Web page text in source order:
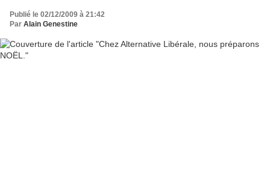
Publié le 02/12/2009 à 21:42
Par Alain Genestine